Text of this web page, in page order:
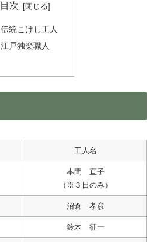
目次
伝統こけし工人
江戸独楽職人
工人名
本間 直子
（※３日のみ）
沼倉 孝彦
鈴木 征一